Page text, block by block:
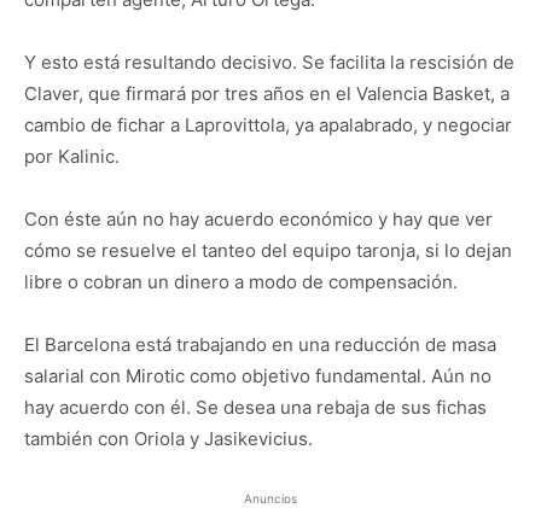
Y esto está resultando decisivo. Se facilita la rescisión de
Claver, que firmará por tres años en el Valencia Basket, a
cambio de fichar a Laprovittola, ya apalabrado, y negociar
por Kalinic.
Con éste aún no hay acuerdo económico y hay que ver
cómo se resuelve el tanteo del equipo taronja, si lo dejan
libre o cobran un dinero a modo de compensación.
El Barcelona está trabajando en una reducción de masa
salarial con Mirotic como objetivo fundamental. Aún no
hay acuerdo con él. Se desea una rebaja de sus fichas
también con Oriola y Jasikevicius.
Anuncios